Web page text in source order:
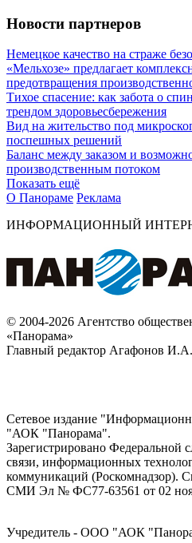
Новости партнеров
Немецкое качество на страже
«Мельхозе» предлагает
предотвращения
Тихое спасение: как забота о
трендом здоровьесбережения
Вид на жительство под
поспешных решений
Баланс между заказом и
производственным потоком
Показать ещё
О Панораме Реклама
ИНФОРМАЦИОННЫЙ
© 2004-2026 Агентство
«Панорама»
Главный редактор Агафонов И.А.
Сетевое издание
"АОК "Панорама".
Зарегистрировано Федеральной
связи, информационных
коммуникаций (Роскомнадзор).
СМИ Эл № ФС77-63561 от 02
Учредитель - ООО "АОК